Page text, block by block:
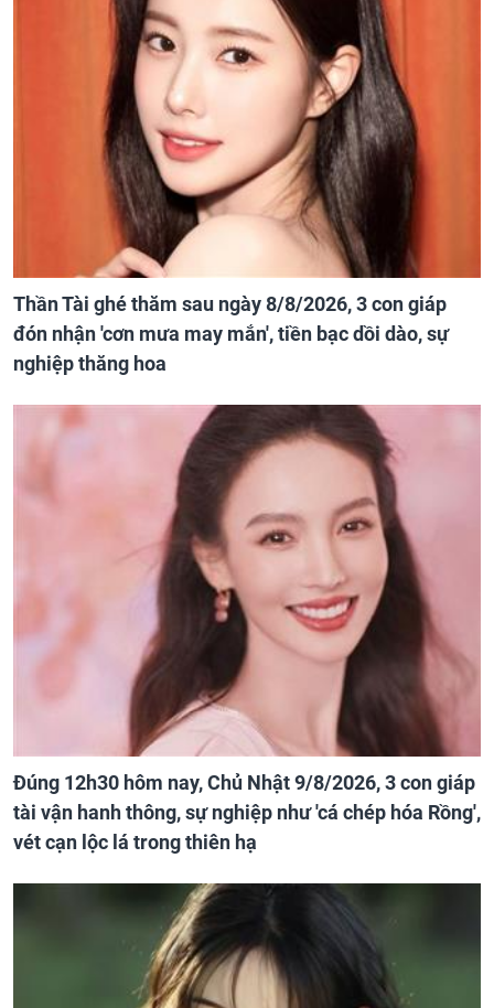
Thần Tài ghé thăm sau ngày 8/8/2026, 3 con giáp
đón nhận 'cơn mưa may mắn', tiền bạc dồi dào, sự
nghiệp thăng hoa
Đúng 12h30 hôm nay, Chủ Nhật 9/8/2026, 3 con giáp
tài vận hanh thông, sự nghiệp như 'cá chép hóa Rồng',
vét cạn lộc lá trong thiên hạ